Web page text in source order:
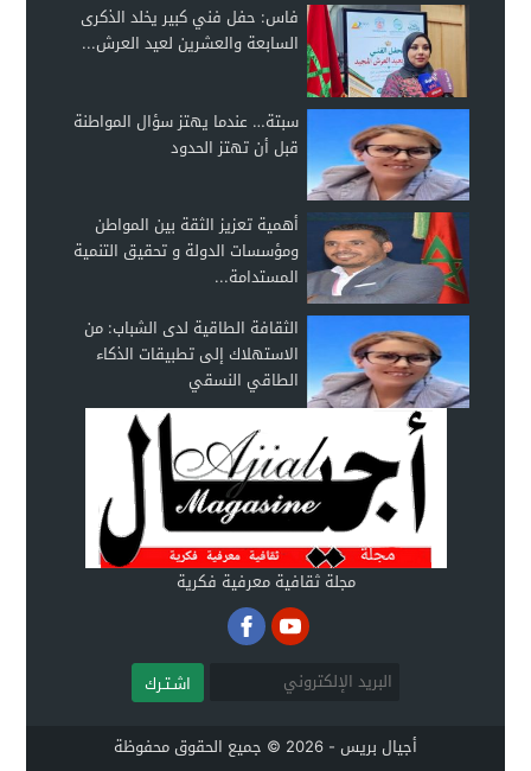
فاس: حفل فني كبير يخلد الذكرى
السابعة والعشرين لعيد العرش...
سبتة… عندما يهتز سؤال المواطنة
قبل أن تهتز الحدود
أهمية تعزيز الثقة بين المواطن
ومؤسسات الدولة و تحقيق التنمية
المستدامة...
الثقافة الطاقية لدى الشباب: من
الاستهلاك إلى تطبيقات الذكاء
الطاقي النسقي
مجلة ثقافية معرفية فكرية
اشـتـرك
أجيال بريس - 2026 © جميع الحقوق محفوظة